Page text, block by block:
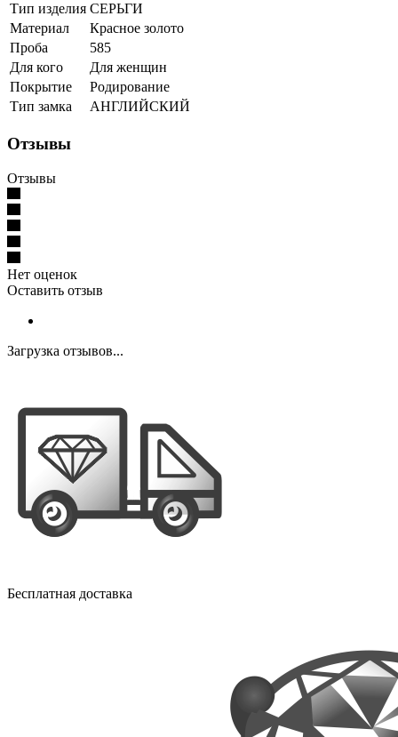
Тип изделия СЕРЬГИ
Материал
Красное золото
Проба
585
Для кого
Для женщин
Покрытие
Родирование
Тип замка
АНГЛИЙСКИЙ
Отзывы
Отзывы
Нет оценок
Оставить отзыв
Загрузка отзывов...
Бесплатная доставка